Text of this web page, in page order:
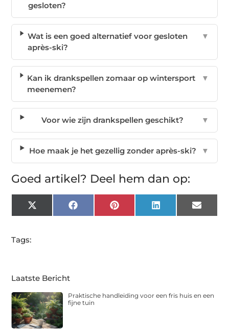
gesloten?
Wat is een goed alternatief voor gesloten
après-ski?
▼
Kan ik drankspellen zomaar op wintersport
meenemen?
▼
Voor wie zijn drankspellen geschikt? ▼
Hoe maak je het gezellig zonder après-ski? ▼
Goed artikel? Deel hem dan op:
X
(Twitter)
FacebookPinterest LinkedIn Email
Tags:
Laatste Bericht
Praktische handleiding voor een fris huis en een
fijne tuin